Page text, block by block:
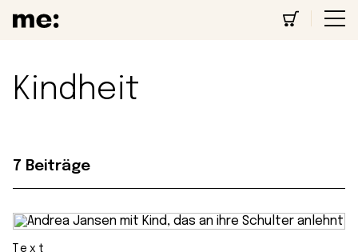
Kindheit
7 Beiträge
Text